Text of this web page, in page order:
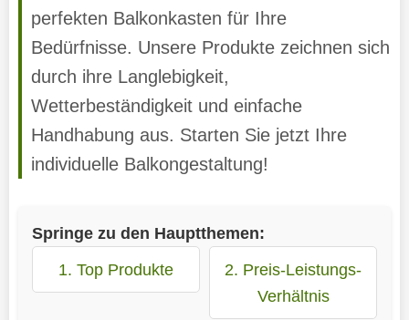
perfekten Balkonkasten für Ihre
Bedürfnisse. Unsere Produkte zeichnen sich
durch ihre Langlebigkeit,
Wetterbeständigkeit und einfache
Handhabung aus. Starten Sie jetzt Ihre
individuelle Balkongestaltung!
Springe zu den Hauptthemen:
1. Top Produkte
2. Preis-Leistungs-
Verhältnis